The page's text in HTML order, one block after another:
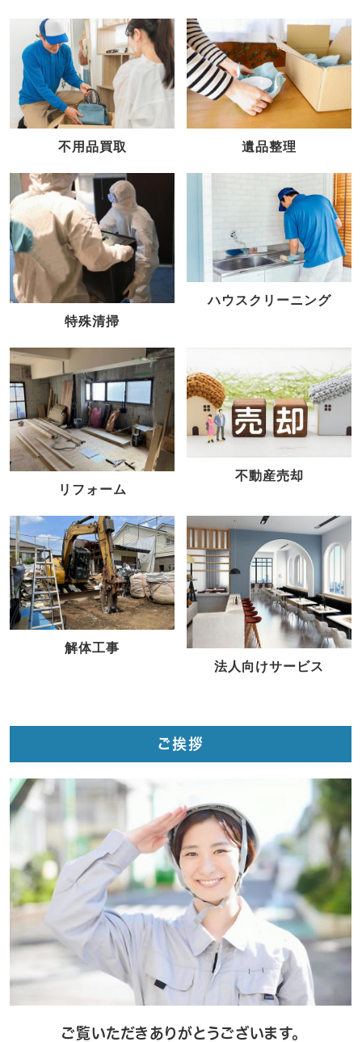
不用品買取 遺品整理
特殊清掃
ハウスクリーニング
リフォーム
不動産売却
解体工事
法人向けサービス
ご挨拶
ご覧いただきありがとうございます。